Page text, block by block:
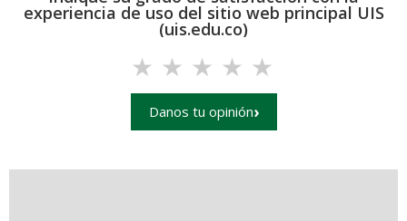
experiencia de uso del sitio web principal UIS
(uis.edu.co)